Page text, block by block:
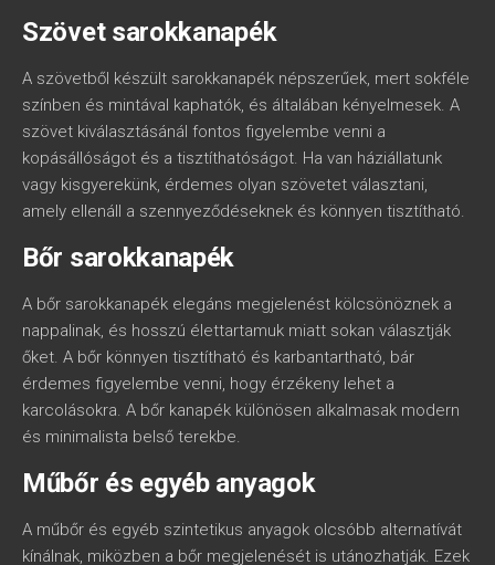
Szövet sarokkanapék
A szövetből készült sarokkanapék népszerűek, mert sokféle
színben és mintával kaphatók, és általában kényelmesek. A
szövet kiválasztásánál fontos figyelembe venni a
kopásállóságot és a tisztíthatóságot. Ha van háziállatunk
vagy kisgyerekünk, érdemes olyan szövetet választani,
amely ellenáll a szennyeződéseknek és könnyen tisztítható.
Bőr sarokkanapék
A bőr sarokkanapék elegáns megjelenést kölcsönöznek a
nappalinak, és hosszú élettartamuk miatt sokan választják
őket. A bőr könnyen tisztítható és karbantartható, bár
érdemes figyelembe venni, hogy érzékeny lehet a
karcolásokra. A bőr kanapék különösen alkalmasak modern
és minimalista belső terekbe.
Műbőr és egyéb anyagok
A műbőr és egyéb szintetikus anyagok olcsóbb alternatívát
kínálnak, miközben a bőr megjelenését is utánozhatják. Ezek